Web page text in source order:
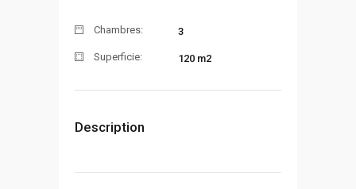
Chambres: 3
Superficie: 120 m2
Description